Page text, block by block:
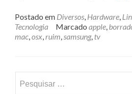
ter
TV
Postado em Diversos, Hardware,
Tecnologia
Marcado apple,
mac,osx,ruim,samsung, tv
por: